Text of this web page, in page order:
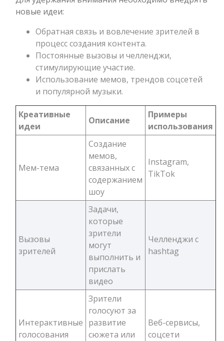
новые идеи:
Обратная связь и вовлечение зрителей в
процесс создания контента.
Постоянные вызовы и челленджи,
стимулирующие участие.
Использование мемов, трендов соцсетей
и популярной музыки.
Креативные
идеи
Описание
Примеры
использования
Мем-тема
Создание
мемов,
связанных с
содержанием
шоу
Instagram,
TikTok
Вызовы
зрителей
Задачи,
которые
зрители
могут
выполнить и
прислать
видео
Челленджи с
hashtag
Интерактивные
голосования
Зрители
голосуют за
развитие
сюжета или
Веб-сервисы,
соцсети